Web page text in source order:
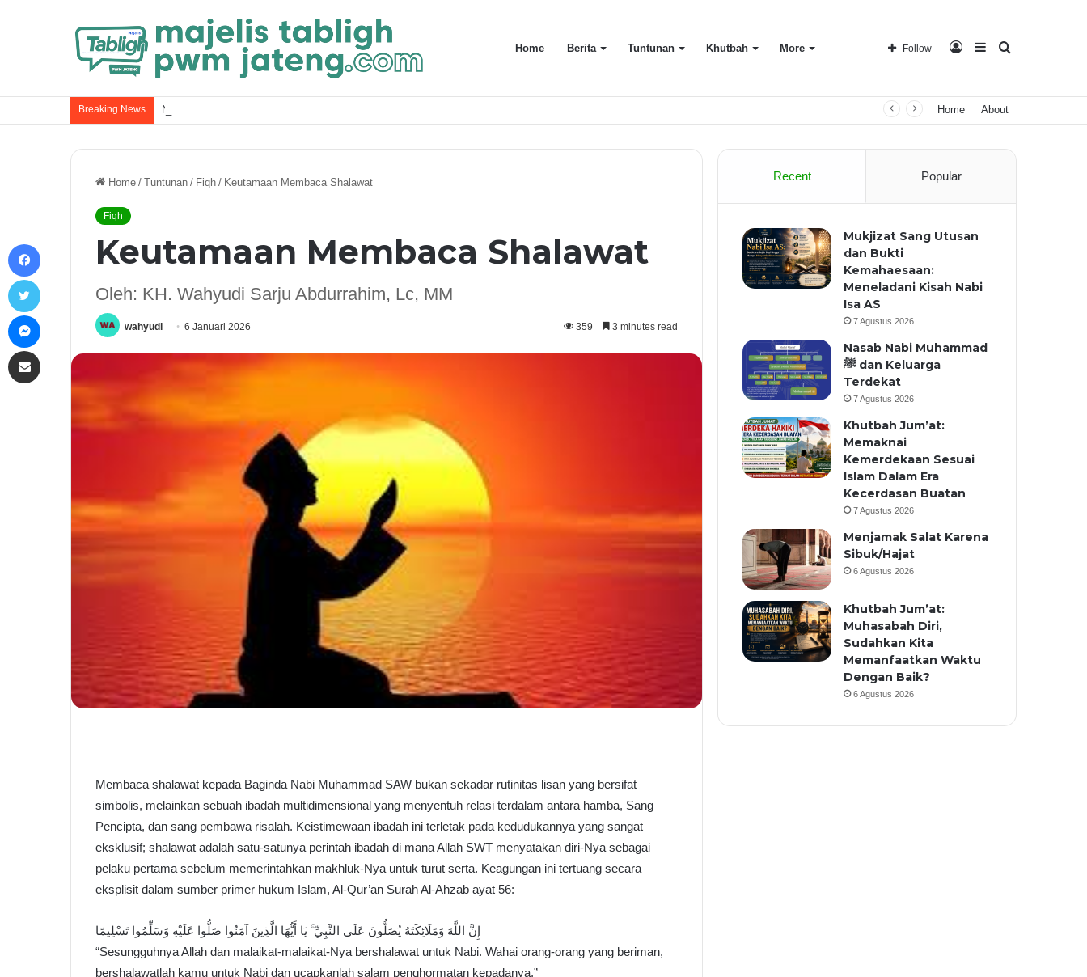
Home Berita Tuntunan Khutbah More Sidebar
Log
Follow
Breaking News Home About
Home / Tuntunan / Fiqh / Keutamaan Membaca Shalawat
Fiqh
Keutamaan Membaca Shalawat
Oleh: KH. Wahyudi Sarju Abdurrahim, Lc, MM
wahyudi 6 Januari 2026 359 3 minutes read
Membaca shalawat kepada Baginda Nabi Muhammad SAW bukan sekadar rutinitas lisan yang bersifat
simbolis, melainkan sebuah ibadah multidimensional yang menyentuh relasi terdalam antara hamba, Sang
Pencipta, dan sang pembawa risalah. Keistimewaan ibadah ini terletak pada kedudukannya yang sangat
eksklusif; shalawat adalah satu-satunya perintah ibadah di mana Allah SWT menyatakan diri-Nya sebagai
pelaku pertama sebelum memerintahkan makhluk-Nya untuk turut serta. Keagungan ini tertuang secara
eksplisit dalam sumber primer hukum Islam, Al-Qur’an Surah Al-Ahzab ayat 56:
إِنَّ اللَّهَ وَمَلَائِكَتَهُ يُصَلُّونَ عَلَى النَّبِيِّ ۚ يَا أَيُّهَا الَّذِينَ آمَنُوا صَلُّوا عَلَيْهِ وَسَلِّمُوا تَسْلِيمًا
“Sesungguhnya Allah dan malaikat-malaikat-Nya bershalawat untuk Nabi. Wahai orang-orang yang beriman,
bershalawatlah kamu untuk Nabi dan ucapkanlah salam penghormatan kepadanya.”
Recent Popular
Mukjizat Sang Utusan
dan Bukti
Kemahaesaan:
Meneladani Kisah Nabi
Isa AS
7 Agustus 2026
Nasab Nabi Muhammad
ﷺ dan Keluarga
Terdekat
7 Agustus 2026
Khutbah Jum’at:
Memaknai
Kemerdekaan Sesuai
Islam Dalam Era
Kecerdasan Buatan
7 Agustus 2026
Menjamak Salat Karena
Sibuk/Hajat
6 Agustus 2026
Khutbah Jum’at:
Muhasabah Diri,
Sudahkan Kita
Memanfaatkan Waktu
Dengan Baik?
6 Agustus 2026